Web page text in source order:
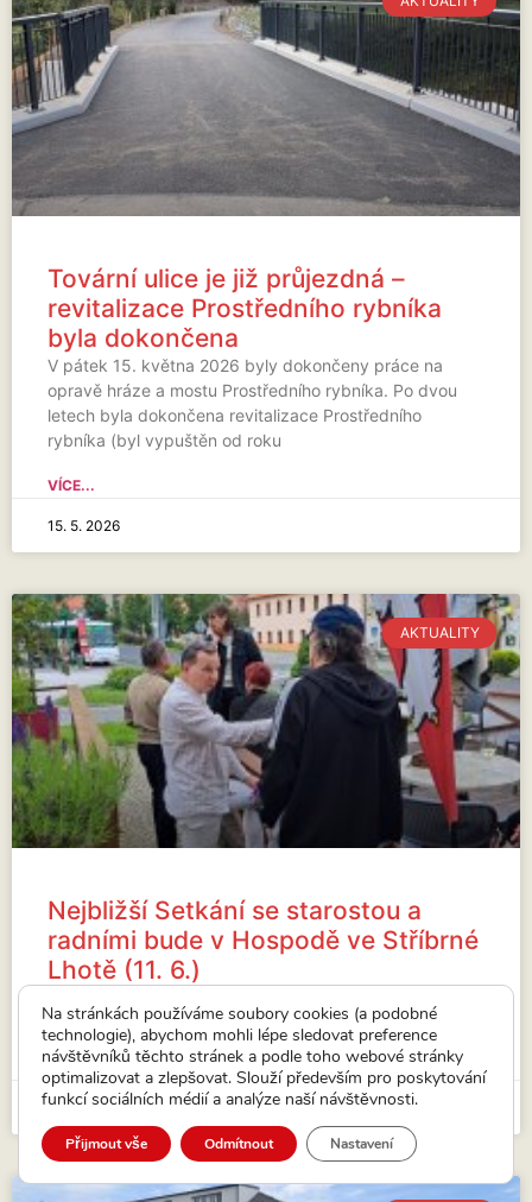
Tovární ulice je již průjezdná –
revitalizace Prostředního rybníka
byla dokončena
V pátek 15. května 2026 byly dokončeny práce na
opravě hráze a mostu Prostředního rybníka. Po dvou
letech byla dokončena revitalizace Prostředního
rybníka (byl vypuštěn od roku
VÍCE...
15. 5. 2026
AKTUALITY
Nejbližší Setkání se starostou a
radními bude v Hospodě ve Stříbrné
Lhotě (11. 6.)
Stříbrné Lhotě.
VÍCE...
15. 5. 2026
Na stránkách používáme soubory cookies (a podobné
technologie), abychom mohli lépe sledovat preference
návštěvníků těchto stránek a podle toho webové stránky
optimalizovat a zlepšovat. Slouží především pro poskytování
funkcí sociálních médií a analýze naší návštěvnosti.
Přijmout vše Odmítnout Nastavení